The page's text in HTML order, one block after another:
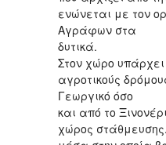
ενώνεται με τον
Αγράφων στα
δυτικά.
Στον χώρο
αγροτικούς
Γεωργικό όσο
και από το
χώρος